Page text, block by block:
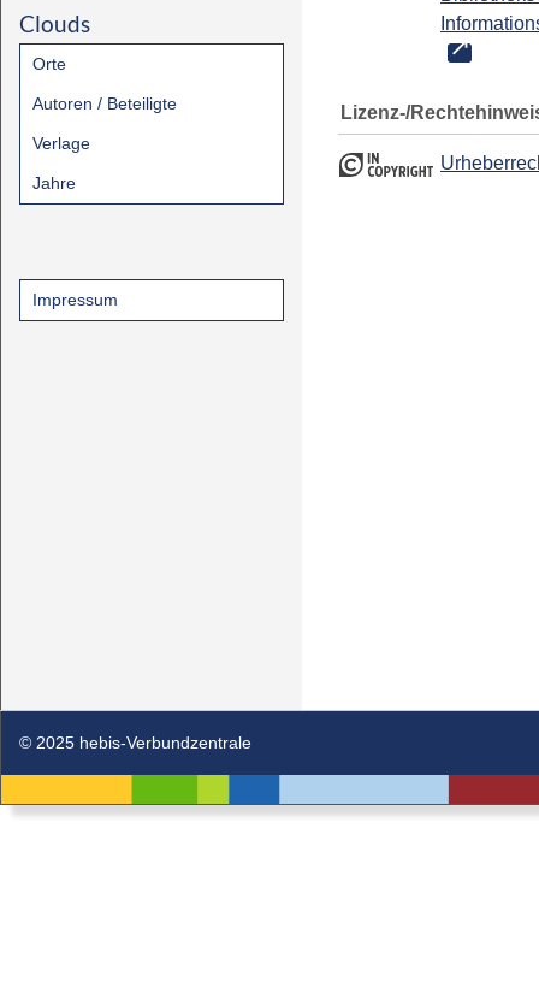
Clouds
Orte
Autoren / Beteiligte
Verlage
Jahre
Impressum
Lizenz-/
© 2025 hebis-Verbundzentrale